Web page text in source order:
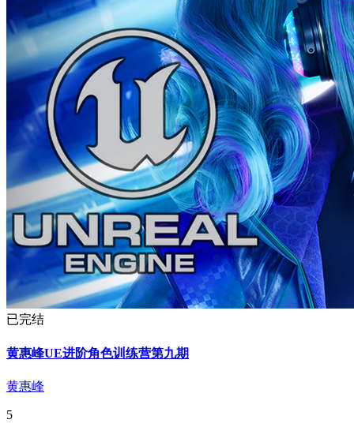
已完结
黄惠峰UE进阶角色训练营第九期
黄惠峰
5